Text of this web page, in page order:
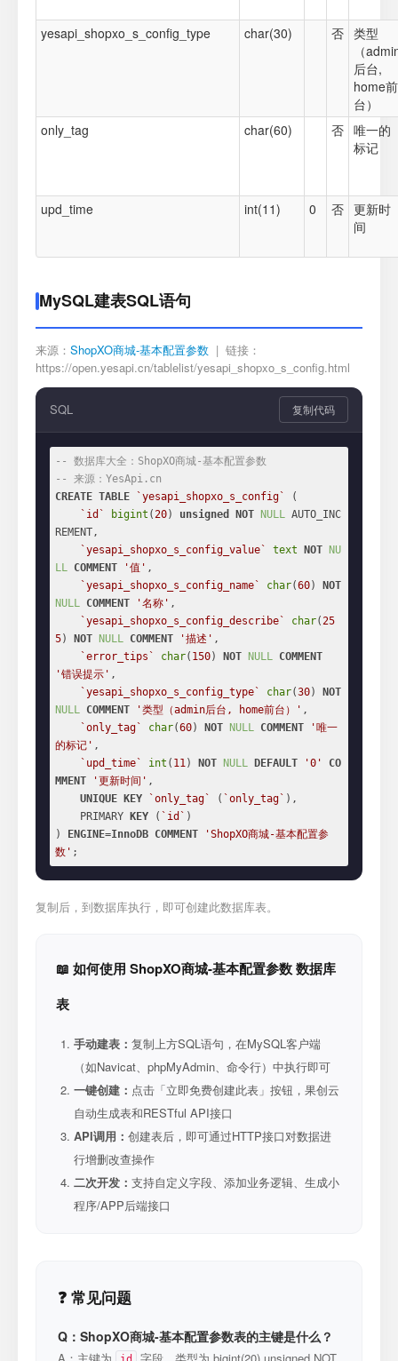
yesapi_shopxo_s_config_type char(30) 否 类型
（
后台,
home前
台）
only_tag
char(60) 否 唯一的
标记
upd_time int(11) 0 否 更新时
间
MySQL建表SQL语句
来源： ShopXO商城-基本配置参数 | 链接：
https://open.yesapi.cn/tablelist/yesapi_shopxo_s_config.html
SQL 复制代码
-- 数据库大全：ShopXO商城-基本配置参数
-- 来源：YesApi.cn
CREATE TABLE `yesapi_shopxo_s_config`
(
`id`
bigint (20) unsigned NOT NULL AUTO_INC
REMENT,
`yesapi_shopxo_s_config_value`
text NOT
NU
LL COMMENT '值' ,
`yesapi_shopxo_s_config_name`
char(60)
NOT
NULL COMMENT '名称' ,
`yesapi_shopxo_s_config_describe`
char(25
5) NOT NULL COMMENT '描述' ,
`error_tips`
char( 150) NOT NULL COMMENT
'错误提示' ,
`yesapi_shopxo_s_config_type`
char(30)
NOT
NULL COMMENT '类型（admin后台, home前台）' ,
`only_tag`
char(60) NOT NULL COMMENT
'唯一
的标记' ,
`upd_time`
int ( 11) NOT NULL DEFAULT '0'
CO
MMENT
'更新时间' ,
UNIQUE
KEY `only_tag` ( `only_tag` ),
    PRIMARY
KEY ( `id` )
)
ENGINE=InnoDB COMMENT
'ShopXO商城-基本配置参
数' ;
复制后，到数据库执行，即可创建此数据库表。
📖 如何使用 ShopXO商城-基本配置参数 数据库
表
手动建表： 复制上方SQL语句，在MySQL客户端
（如Navicat、phpMyAdmin、命令行）中执行即可
一键创建： 点击「立即免费创建此表」按钮，果创云
自动生成表和RESTful API接口
API调用： 创建表后，即可通过HTTP接口对数据进
行增删改查操作
二次开发： 支持自定义字段、添加业务逻辑、生成小
程序/APP后端接口
❓ 常见问题
Q：ShopXO商城-基本配置参数表的主键是什么？